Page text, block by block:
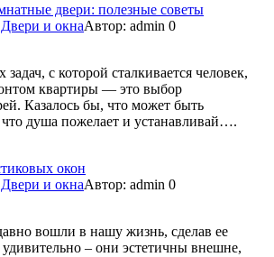
двери: полезные советы
Двери и окнаАвтор: admin 0
с которой сталкивается человек,
квартиры — это выбор
Казалось бы, что может быть
душа пожелает и устанавливай….
окон
Двери и окнаАвтор: admin 0
вошли в нашу жизнь, сделав ее
– они эстетичны внешне,